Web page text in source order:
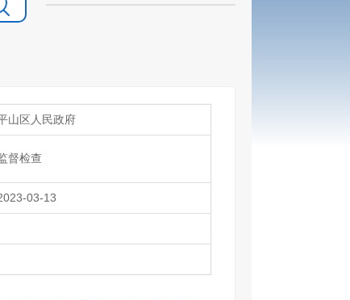
山区人民政府
督检查
03-13